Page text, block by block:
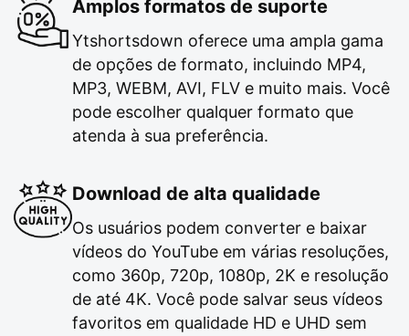
Amplos formatos de suporte
Ytshortsdown oferece uma ampla gama
de opções de formato, incluindo MP4,
MP3, WEBM, AVI, FLV e muito mais. Você
pode escolher qualquer formato que
atenda à sua preferência.
Download de alta qualidade
Os usuários podem converter e baixar
vídeos do YouTube em várias resoluções,
como 360p, 720p, 1080p, 2K e resolução
de até 4K. Você pode salvar seus vídeos
favoritos em qualidade HD e UHD sem